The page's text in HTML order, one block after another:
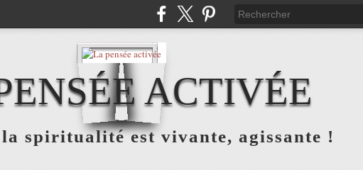
ACTIVÉE
la spiritualité est vivante, agissante !